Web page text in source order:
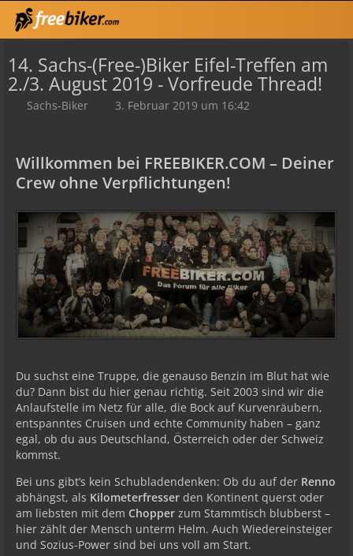
14. Sachs-(Free-)Biker Eifel-Treffen am
2./3. August 2019 - Vorfreude Thread!
Sachs-Biker 3. Februar 2019 um 16:42
Willkommen bei FREEBIKER.COM – Deiner
Crew ohne Verpflichtungen!
Du suchst eine Truppe, die genauso Benzin im Blut hat wie
du? Dann bist du hier genau richtig. Seit 2003 sind wir die
Anlaufstelle im Netz für alle, die Bock auf Kurvenräubern,
entspanntes Cruisen und echte Community haben – ganz
egal, ob du aus Deutschland, Österreich oder der Schweiz
kommst.
Bei uns gibt’s kein Schubladendenken: Ob du auf der Renno
abhängst, als Kilometerfresser den Kontinent querst oder
am liebsten mit dem Chopper zum Stammtisch blubberst –
hier zählt der Mensch unterm Helm. Auch Wiedereinsteiger
und Sozius-Power sind bei uns voll am Start.